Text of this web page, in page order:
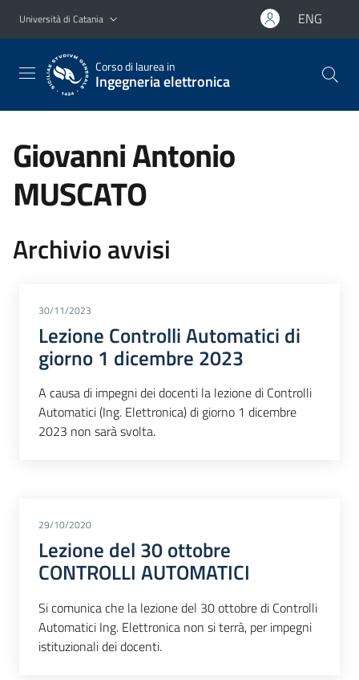
Vai al contenuto principale
Vai al menu di navigazione
Università di Catania ENG
Corso di laurea in
Ingegneria elettronica
Giovanni Antonio
MUSCATO
Archivio avvisi
30/11/2023
Lezione Controlli Automatici di
giorno 1 dicembre 2023
A causa di impegni dei docenti la lezione di Controlli
Automatici (Ing. Elettronica) di giorno 1 dicembre
2023 non sarà svolta.
29/10/2020
Lezione del 30 ottobre
CONTROLLI AUTOMATICI
Si comunica che la lezione del 30 ottobre di Controlli
Automatici Ing. Elettronica non si terrà, per impegni
istituzionali dei docenti.